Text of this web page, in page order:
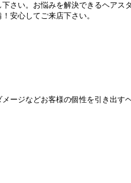
さい。お悩みを解決できるヘアス
安心してご来店下さい。
ージなどお客様の個性を引き出す